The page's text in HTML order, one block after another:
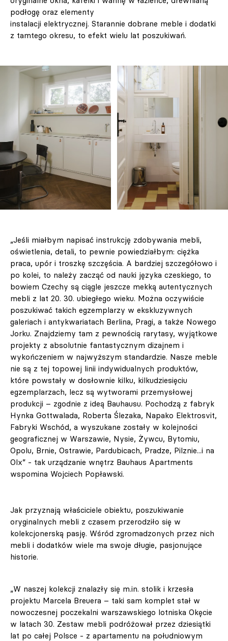
podłogę oraz elementy
instalacji elektrycznej. Starannie dobrane meble i dodatki
z tamtego okresu, to efekt wielu lat poszukiwań.
„Jeśli miałbym napisać instrukcję zdobywania mebli,
oświetlenia, detali, to pewnie powiedziałbym: ciężka
praca, upór i troszkę szczęścia. A bardziej szczegółowo i
po kolei, to należy zacząć od nauki języka czeskiego, to
bowiem Czechy są ciągle jeszcze mekką autentycznych
mebli z lat 20. 30. ubiegłego wieku. Można oczywiście
poszukiwać takich egzemplarzy w ekskluzywnych
galeriach i antykwariatach Berlina, Pragi, a także Nowego
Jorku. Znajdziemy tam z pewnością rarytasy, wyjątkowe
projekty z absolutnie fantastycznym dizajnem i
wykończeniem w najwyższym standardzie. Nasze meble
nie są z tej topowej linii indywidualnych produktów,
które powstały w dosłownie kilku, kilkudziesięciu
egzemplarzach, lecz są wytworami przemysłowej
produkcji – zgodnie z ideą Bauhausu. Pochodzą z fabryk
Hynka Gottwalada, Roberta Ślezaka, Napako Elektrosvit,
Fabryki Wschód, a wyszukane zostały w kolejności
geograficznej w Warszawie, Nysie, Żywcu, Bytomiu,
Opolu, Brnie, Ostrawie, Pardubicach, Pradze, Pilznie...i na
Olx” - tak urządzanie wnętrz Bauhaus Apartments
wspomina Wojciech Popławski.
Jak przyznają właściciele obiektu, poszukiwanie
oryginalnych mebli z czasem przerodziło się w
kolekcjonerską pasję. Wśród zgromadzonych przez nich
mebli i dodatków wiele ma swoje długie, pasjonujące
historie.
„W naszej kolekcji znalazły się m.in. stolik i krzesła
projektu Marcela Breuera – taki sam komplet stał w
nowoczesnej poczekalni warszawskiego lotniska Okęcie
w latach 30. Zestaw mebli podróżował przez dziesiątki
lat po całej Polsce - z apartamentu na południowym